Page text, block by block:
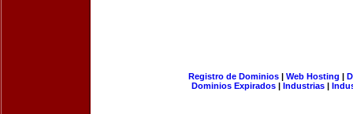
Registro de Dominios| Web Hosting |
Dominios Expirados | Industrias |